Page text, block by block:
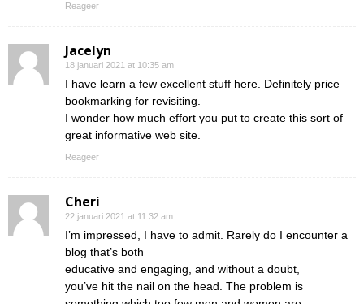
Reageer
Jacelyn
18 januari 2021 at 10:35 am
I have learn a few excellent stuff here. Definitely price
bookmarking for revisiting.
I wonder how much effort you put to create this sort of
great informative web site.
Reageer
Cheri
22 januari 2021 at 11:32 am
I’m impressed, I have to admit. Rarely do I encounter a
blog that’s both
educative and engaging, and without a doubt,
you’ve hit the nail on the head. The problem is